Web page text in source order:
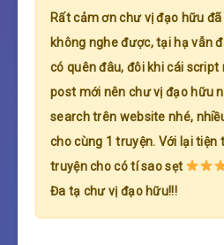
Rất cảm ơn chư vị đạo hữu
không nghe được, tại hạ vẫn
có quên đâu, đôi khi cái
post mới nên chư vị đạo hữu
search trên website nhé,
cho cùng 1 truyện. Với lại tiện
truyện cho có tí sao sẹt
Đa tạ chư vị đạo hữu!!!